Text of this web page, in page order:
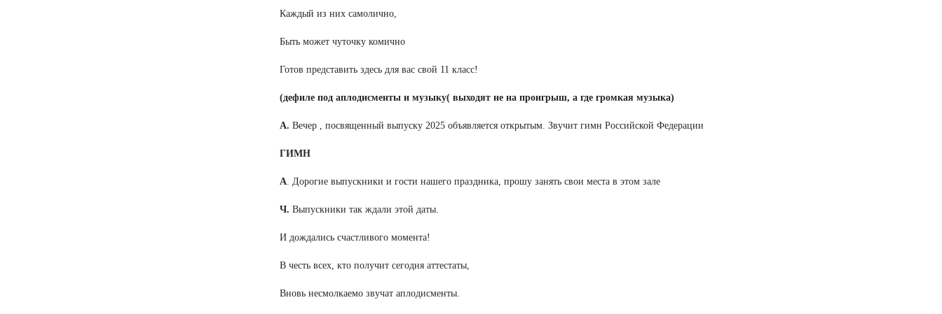
Каждый из них самолично,
Быть может чуточку комично
Готов представить здесь для вас свой 11 класс!
(дефиле под аплодисменты и музыку( выходят не на проигрыш, а где громкая музыка)
А. Вечер , посвященный выпуску 2025 объявляется открытым. Звучит гимн Российской Федерации
ГИМН
А. Дорогие выпускники и гости нашего праздника, прошу занять свои места в этом зале
Ч. Выпускники так ждали этой даты.
И дождались счастливого момента!
В честь всех, кто получит сегодня аттестаты,
Вновь несмолкаемо звучат аплодисменты.